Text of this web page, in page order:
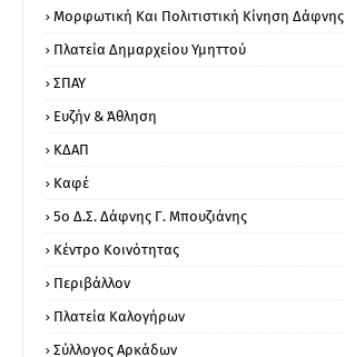
Μορφωτική Και Πολιτιστική Κίνηση Δάφνης
Πλατεία Δημαρχείου Υμηττού
ΣΠΑΥ
Ευζήν & Άθληση
ΚΔΑΠ
Καφέ
5ο Δ.Σ. Δάφνης Γ. Μπουζιάνης
Κέντρο Κοινότητας
Περιβάλλον
Πλατεία Καλογήρων
Σύλλογος Αρκάδων